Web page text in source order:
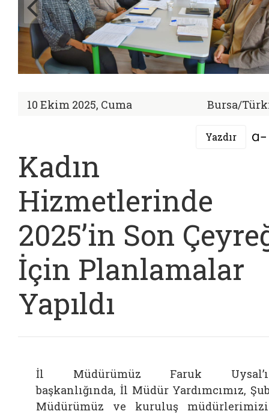
10 Ekim 2025, Cuma Bursa/
Yazdır
Kadın
Hizmetlerinde
2025’in Son
İçin Planlamalar
Yapıldı
İl Müdürümüz Faruk
başkanlığında, İl Müdür Yardımcımız,
Müdürümüz ve kuruluş